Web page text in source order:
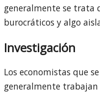
generalmente se trata
burocráticos y algo
Investigación
Los economistas que
generalmente